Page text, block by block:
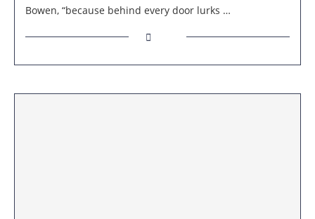
Bowen, “because behind every door lurks …